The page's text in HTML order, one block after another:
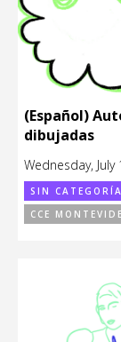
(Español)
dibujadas
Wednesday, July
SIN CATEGORÍA
CCE